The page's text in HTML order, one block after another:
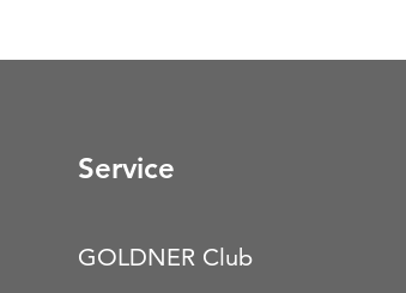
Service
GOLDNER Club